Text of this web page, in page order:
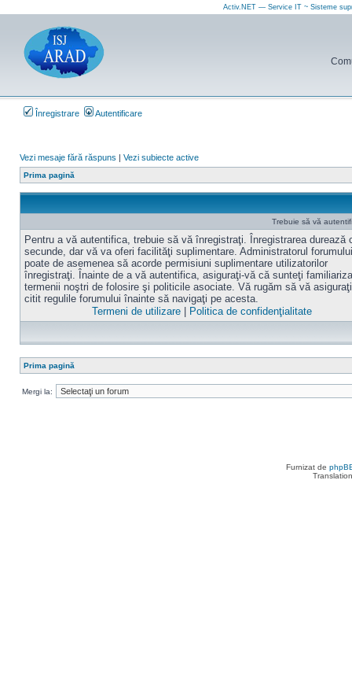
Activ.NET — Service IT ~ Sisteme
Înregistrare Autentificare
Vezi mesaje fără răspuns | Vezi subiecte active
Prima pagină
Trebuie să vă
Pentru a vă autentifica, trebuie să vă înregistraţi. Înregistrarea durează
secunde, dar vă va oferi facilităţi suplimentare. Administratorul forumului
poate de asemenea să acorde permisiuni suplimentare utilizatorilor
înregistraţi. Înainte de a vă autentifica, asiguraţi-vă că sunteţi
termenii noştri de folosire şi politicile asociate. Vă rugăm să vă
citit regulile forumului înainte să navigaţi pe acesta.
Termeni de utilizare
Politica de confidenţialitate
Prima pagină
Mergi la:
Furnizat de